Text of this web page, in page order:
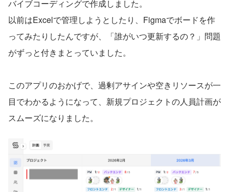
バイブコーディングで作成しました。
以前はExcelで管理しようとしたり、Figmaでボードを作
ってみたりしたんですが、「誰がいつ更新するの？」問題
がずっと付きまとっていました。
このアプリのおかげで、過剰アサインや空きリソースが一
目でわかるようになって、新規プロジェクトの人員計画が
スムーズになりました。